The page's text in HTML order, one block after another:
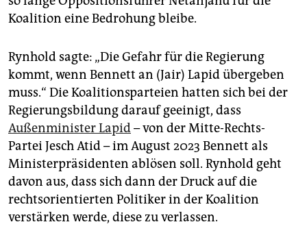
Koalition eine Bedrohung bleibe.
Rynhold sagte: „Die Gefahr für die Regierung
kommt, wenn Bennett an (Jair) Lapid übergeben
muss.“ Die Koalitionsparteien hatten sich bei der
Regierungsbildung darauf geeinigt, dass
Außenminister Lapid– von der Mitte-Rechts-
Partei Jesch Atid – im August 2023 Bennett als
Ministerpräsidenten ablösen soll. Rynhold geht
davon aus, dass sich dann der Druck auf die
rechtsorientierten Politiker in der Koalition
verstärken werde, diese zu verlassen.